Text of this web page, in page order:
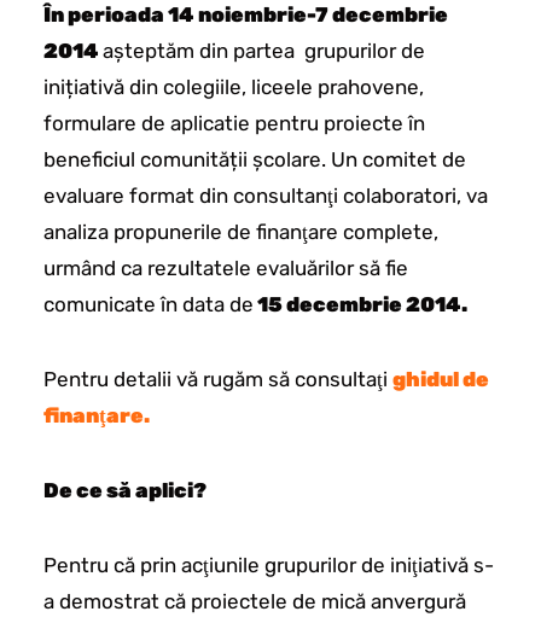
În perioada 14 noiembrie-7 decembrie
2014 așteptăm din partea grupurilor de
inițiativă din colegiile, liceele prahovene,
formulare de aplicatie pentru proiecte în
beneficiul comunității şcolare. Un comitet de
evaluare format din consultanţi colaboratori, va
analiza propunerile de finanţare complete,
urmând ca rezultatele evaluărilor să fie
comunicate în data de 15 decembrie 2014.
Pentru detalii vă rugăm să consultaţi ghidul de
finanţare.
De ce să aplici?
Pentru că prin acţiunile grupurilor de iniţiativă s-
a demostrat că proiectele de mică anvergură